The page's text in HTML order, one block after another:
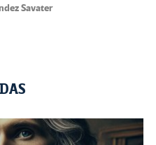
Savater